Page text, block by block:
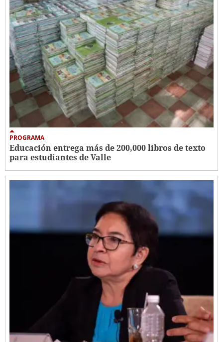
PROGRAMA
Educación entrega más de 200,000 libros de texto
para estudiantes de Valle